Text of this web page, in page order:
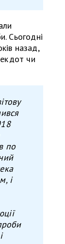
Сьогодні
назад,
чи
по
і